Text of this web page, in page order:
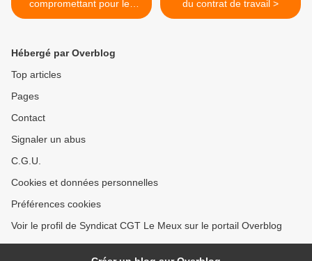
compromettant pour les
syndicats consentants à
Suisse et au Danemark
du contrat de travail >
Hébergé par Overblog
Top articles
Pages
Contact
Signaler un abus
C.G.U.
Cookies et données personnelles
Préférences cookies
Voir le profil de Syndicat CGT Le Meux sur le portail Overblog